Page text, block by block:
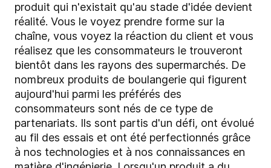
produit qui n'existait qu'au stade d'idée devient
réalité. Vous le voyez prendre forme sur la
chaîne, vous voyez la réaction du client et vous
réalisez que les consommateurs le trouveront
bientôt dans les rayons des supermarchés. De
nombreux produits de boulangerie qui figurent
aujourd'hui parmi les préférés des
consommateurs sont nés de ce type de
partenariats. Ils sont partis d'un défi, ont évolué
au fil des essais et ont été perfectionnés grâce
à nos technologies et à nos connaissances en